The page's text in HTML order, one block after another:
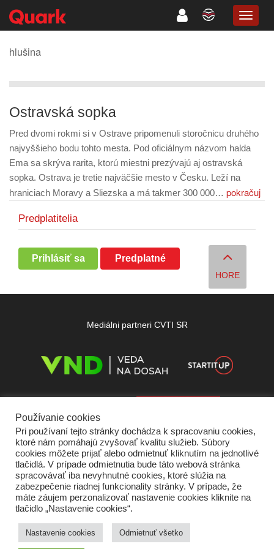
hlušina
Ostravská sopka
Pred dvomi rokmi si v Ostrave pripomenuli storočnicu druhého
najvyššieho bodu tohto mesta. Pod oficiálnym názvom halda
Ema sa skrýva rarita, ktorú miestni prezývajú aj ostravská
sopka. Ostrava je tretie najväčšie mesto v Česku. Leží na
hraniciach Moravy a Sliezska a má takmer 300 000… pokračuj
Predplatitelia
Prihlásiť sa Predplatné
HORE
Mediálni partneri CVTI SR
Domov O nás Kontakt Vydavateľ
Podmienky používania
Ochrana súkromia Štatút súťaží
Partneri
RSS Sitemap
Používanie cookies
Pri používaní tejto stránky dochádza k spracovaniu cookies,
ktoré nám pomáhajú zvyšovať kvalitu služieb. Súbory
cookies môžete prijať alebo odmietnuť kliknutím na jednotlivé
tlačidlá. V prípade odmietnutia bude táto webová stránka
spracovávať iba nevyhnutné cookies, ktoré slúžia na
zabezpečenie riadnej funkcionality stránky. V prípade, že
máte záujem perzonalizovať nastavenie cookies kliknite na
tlačidlo „Nastavenie cookies“.
Nastavenie cookies Odmietnuť všetko